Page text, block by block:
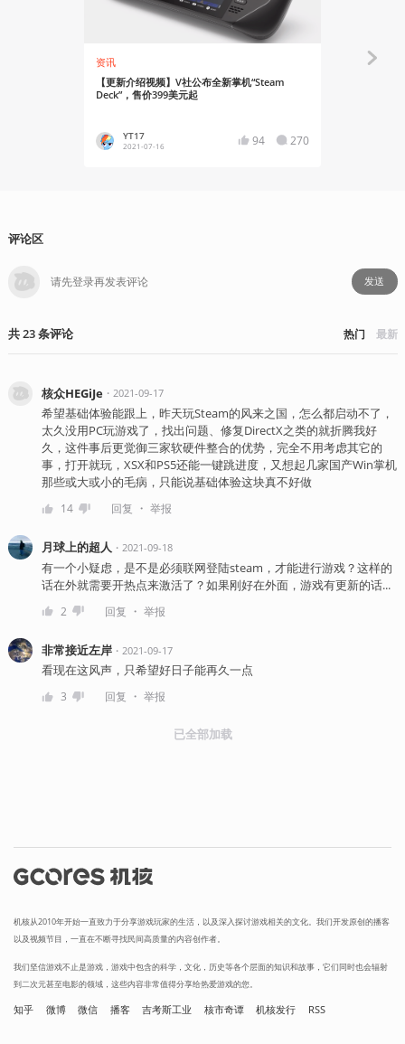
资讯
【更新介绍视频】V社公布全新掌机“Steam
Deck”，售价399美元起
YT17
2021-07-16 94 270
评论区
发送
共23条评论 热门 最新
核众HEGiJe・ 2021-09-17
希望基础体验能跟上，昨天玩Steam的风来之国，怎么都启动不了，
太久没用PC玩游戏了，找出问题、修复DirectX之类的就折腾我好
久，这件事后更觉御三家软硬件整合的优势，完全不用考虑其它的
事，打开就玩，XSX和PS5还能一键跳进度，又想起几家国产Win掌机
那些或大或小的毛病，只能说基础体验这块真不好做
14 回复 ・ 举报
月球上的超人 ・ 2021-09-18
有一个小疑虑，是不是必须联网登陆steam，才能进行游戏？这样的
话在外就需要开热点来激活了？如果刚好在外面，游戏有更新的话...
2 回复 ・ 举报
非常接近左岸・ 2021-09-17
看现在这风声，只希望好日子能再久一点
3 回复 ・ 举报
已全部加载
机核从2010年开始一直致力于分享游戏玩家的生活，以及深入探讨游戏相关的文化。我们开发原创的播客
以及视频节目，一直在不断寻找民间高质量的内容创作者。
我们坚信游戏不止是游戏，游戏中包含的科学，文化，历史等各个层面的知识和故事，它们同时也会辐射
到二次元甚至电影的领域，这些内容非常值得分享给热爱游戏的您。
知乎 微博 微信 播客 吉考斯工业 核市奇谭 机核发行 RSS